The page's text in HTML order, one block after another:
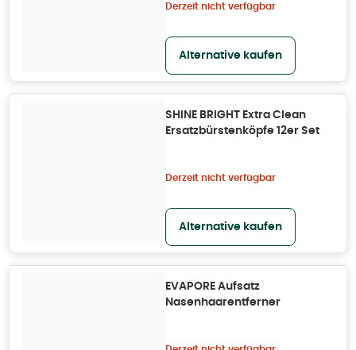
Derzeit nicht verfügbar
Alternative kaufen
SHINE BRIGHT Extra Clean
Ersatzbürstenköpfe 12er Set
Derzeit nicht verfügbar
Alternative kaufen
EVAPORE Aufsatz
Nasenhaarentferner